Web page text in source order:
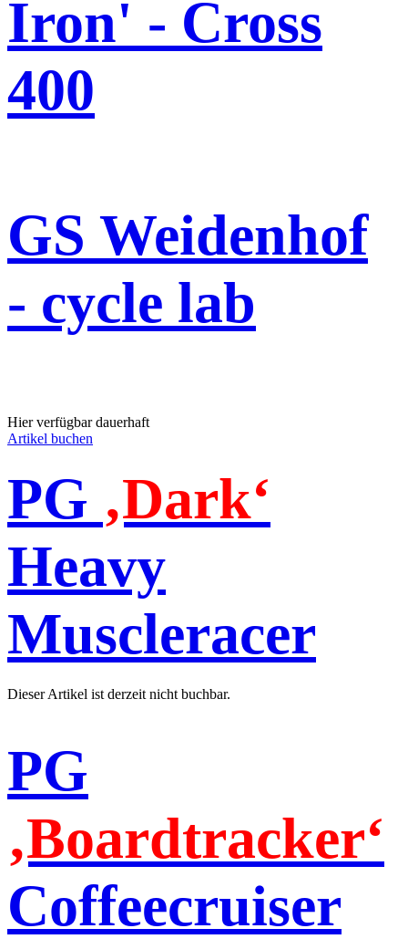
Iron' - Cross
400
GS Weidenhof
- cycle lab
Hier verfügbar dauerhaft
Artikel buchen
PG ‚Dark‘
Heavy
Muscleracer
Dieser Artikel ist derzeit nicht buchbar.
PG
‚Boardtracker‘
Coffeecruiser